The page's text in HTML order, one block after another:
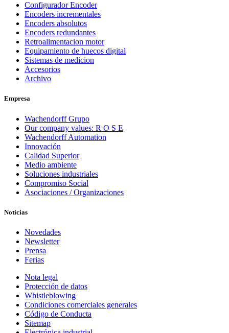
Configurador Encoder
Encoders incrementales
Encoders absolutos
Encoders redundantes
Retroalimentacion motor
Equipamiento de huecos digital
Sistemas de medicion
Accesorios
Archivo
Empresa
Wachendorff Grupo
Our company values: R O S E
Wachendorff Automation
Innovación
Calidad Superior
Medio ambiente
Soluciones industriales
Compromiso Social
Asociaciones / Organizaciones
Noticias
Novedades
Newsletter
Prensa
Ferias
Nota legal
Protección de datos
Whistleblowing
Condiciones comerciales generales
Código de Conducta
Sitemap